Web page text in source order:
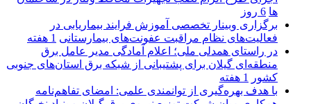
ها 6 روز
برگزاری وبینار تخصصی آموزش فرایند بیماریابی در
فعالیت‌های نظام مراقبت عفونت‌های بیمارستانی 1 هفته
در راستای همدلی ملی؛ اعلام آمادگی مدیر عامل برق
منطقه‌ای گیلان برای پشتیبانی از شبكه برق استان‌های جنوبی
كشور
1 هفته
با هدف بهره‌گیری از توانمندی علمی: امضای تفاهم‌نامه